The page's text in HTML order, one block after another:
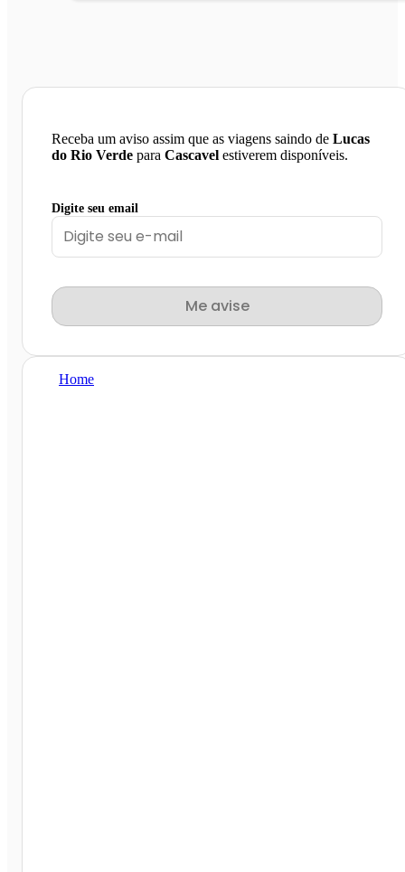
Receba um aviso assim que as viagens saindo de Lucas
do Rio Verde para Cascavel estiverem disponíveis.
Digite seu email
Me avise
Home